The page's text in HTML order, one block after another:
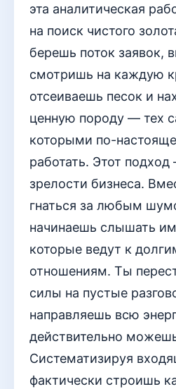
эта аналитическая
на поиск чистого
берешь поток заявок,
смотришь на каждую
отсеиваешь песок и
ценную породу — тех
которыми по-
работать. Этот
зрелости бизнеса.
гнаться за любым
начинаешь слышать
которые ведут к
отношениям. Ты
силы на пустые
направляешь всю
действительно
Систематизируя
фактически строишь